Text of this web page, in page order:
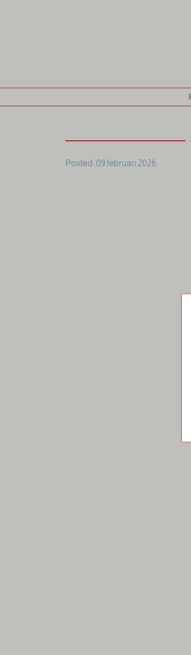
Posted: 09 februari 2026